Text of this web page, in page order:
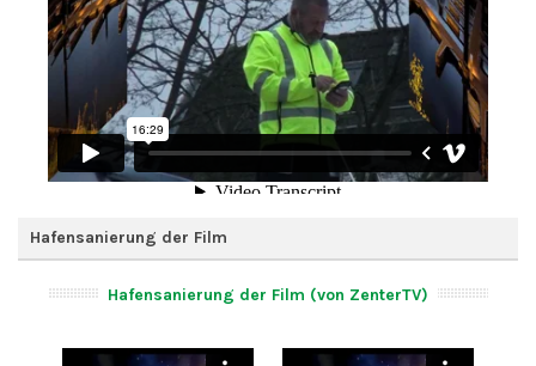
Hafensanierung der Film
Hafensanierung der Film (von ZenterTV)